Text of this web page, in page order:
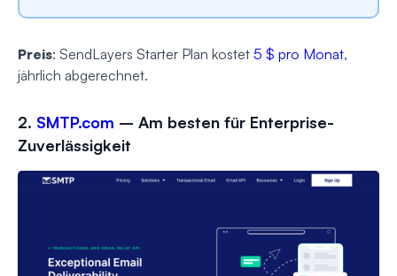
Preis: SendLayers Starter Plan kostet 5 $ pro Monat,
jährlich abgerechnet.
2. SMTP.com – Am besten für Enterprise-
Zuverlässigkeit